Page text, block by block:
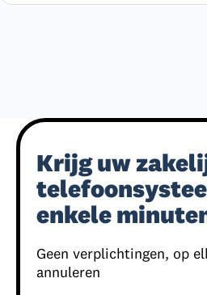
Krijg uw
enkele
Geen verplichtingen, op
annuleren